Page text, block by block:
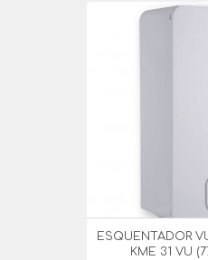
ESQUENTADOR
KME 31 VU